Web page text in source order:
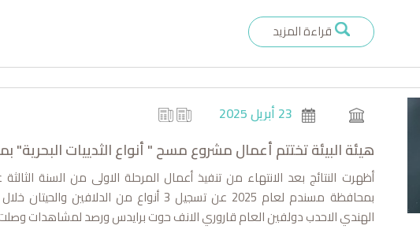
قراءة المزيد
23 أبريل 2025
هيئة البيئة تختتم أعمال مشروع مسح " أنواع الثدييات
أظهرت النتائج بعد الانتهاء من تنفيذ أعمال المرحلة الاولى من السنة
بمحافظة مسندم لعام 2025 عن تسجيل 3 أنواع من
الهندي الاحدب دولفين العام قاروري الانف حوت برايدس ورصد لمشاهدات وصلت لعدد 9